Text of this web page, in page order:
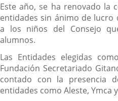
Este año, se ha renovado la
entidades sin ánimo de
a los niños del Consejo
alumnos.
Las Entidades elegidas
Fundación Secretariado
contado con la presencia
entidades como Aleste, Ymca